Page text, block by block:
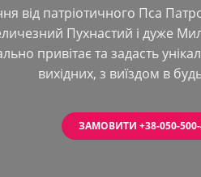
від патріотичного Пса
Пухнастий і дуже
привітає та задасть
вихідних, з виїздом в
ЗАМОВИТИ +38-050-500-